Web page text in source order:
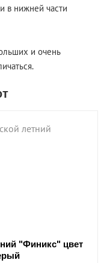
в нижней части
и очень
"Финикс" цвет